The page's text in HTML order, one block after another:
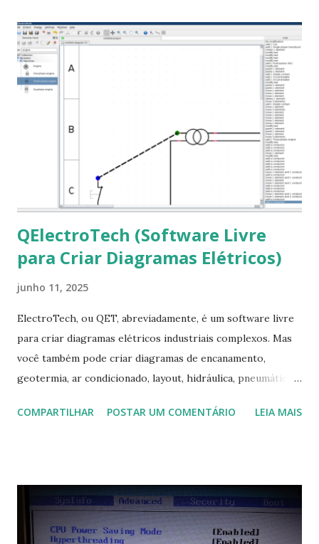
que contém essas fontes. Ao instalar o GNU/Linux abra o
terminal e execute o comando: $ sudo apt-get install ttf-
mscorefonts-installer Leia os termos de uso e avance
clicando em “Ok” Agora aceite os termos de uso clicando
em “Sim” Pronto agora abra o LibreOffice e veja se as
fontes Times New Roman, Arial estão instaladas. Caso
ocorra algum erro ou precisa reinstalar, execute: $ sudo
apt-get install --reinstall ttf-mscorefonts-installer
QElectroTech (Software Livre
para Criar Diagramas Elétricos)
junho 11, 2025
ElectroTech, ou QET, abreviadamente, é um software livre
para criar diagramas elétricos industriais complexos. Mas
você também pode criar diagramas de encanamento,
geotermia, ar condicionado, layout, hidráulica, pneumática,
Na última versão 0.100, a coleção contém mais de 8.000
COMPARTILHAR POSTAR UM COMENTÁRIO LEIA MAIS